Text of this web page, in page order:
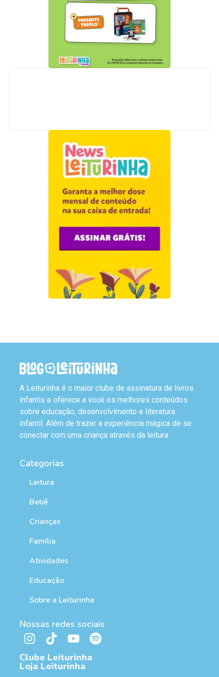
A Leiturinha é o maior clube de assinatura de livros
infantis e oferece a você os melhores conteúdos
sobre educação, desenvolvimento e literatura
infantil. Além de trazer a experiência mágica de se
conectar com uma criança através da leitura.
Categorias
Leitura
Bebê
Crianças
Família
Atividades
Educação
Sobre a Leiturinha
Nossas redes sociais
Clube Leiturinha
Loja Leiturinha